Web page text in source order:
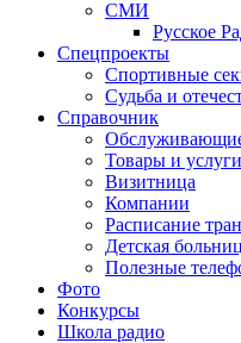
СМИ
Русское
Спецпроекты
Спортивные
Судьба и
Справочник
Товары и услуги
Визитница
Компании
Расписание
Детская
Полезные
Фото
Конкурсы
Школа радио